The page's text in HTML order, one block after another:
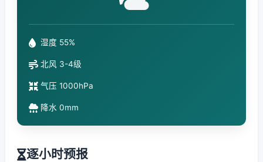
湿度 55%
北风 3-4级
气压 1000hPa
降水 0mm
逐小时预报